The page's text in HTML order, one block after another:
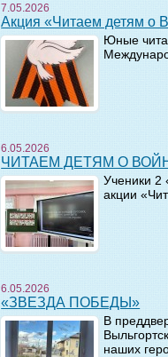
7.05.2026
Акция «Читаем детям о
Юные
6.05.2026
ЧИТАЕМ ДЕТЯМ О
Ученики 2
акции
6.05.2026
«ЗВЕЗДА ПОБЕДЫ»
В
наших